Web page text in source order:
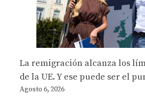
La remigración alcanza los
de la UE. Y ese puede ser el
Agosto 6, 2026